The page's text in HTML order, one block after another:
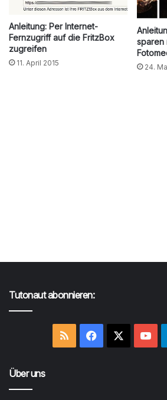
Anleitung: Per Internet-
Fernzugriff auf die FritzBox
zugreifen
11. April 2015
sparen
24.
Tutonaut abonnieren:
RSS Facebook
Über uns